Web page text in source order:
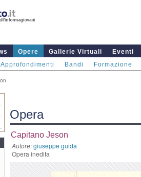
Opere Gallerie Virtuali Eventi
Approfondimenti Bandi Formazione
Opera
Capitano Jeson
Autore:giuseppe guida
Opera inedita